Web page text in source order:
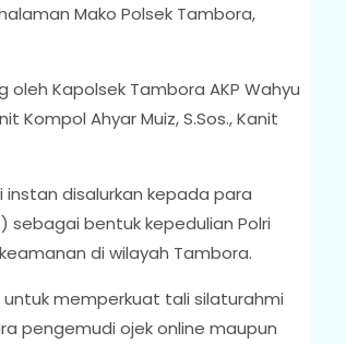
Mako Polsek Tambora,
Kapolsek Tambora AKP Wahyu
Kompol Ahyar Muiz, S.Sos., Kanit
disalurkan kepada para
bentuk kepedulian Polri
di wilayah Tambora.
memperkuat tali silaturahmi
pengemudi ojek online maupun